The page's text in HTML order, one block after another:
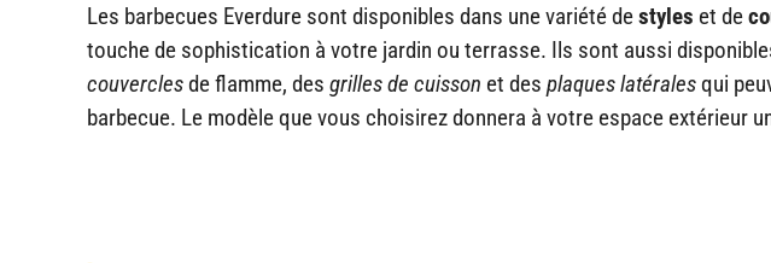
Les barbecues Everdure sont disponibles dans une variété destyles et de
touche de sophistication à votre jardin ou terrasse. Ils sont aussi
couverclesde flamme, des grilles de cuisson et des plaques latéralesqui
barbecue. Le modèle que vous choisirez donnera à votre espace extérieur